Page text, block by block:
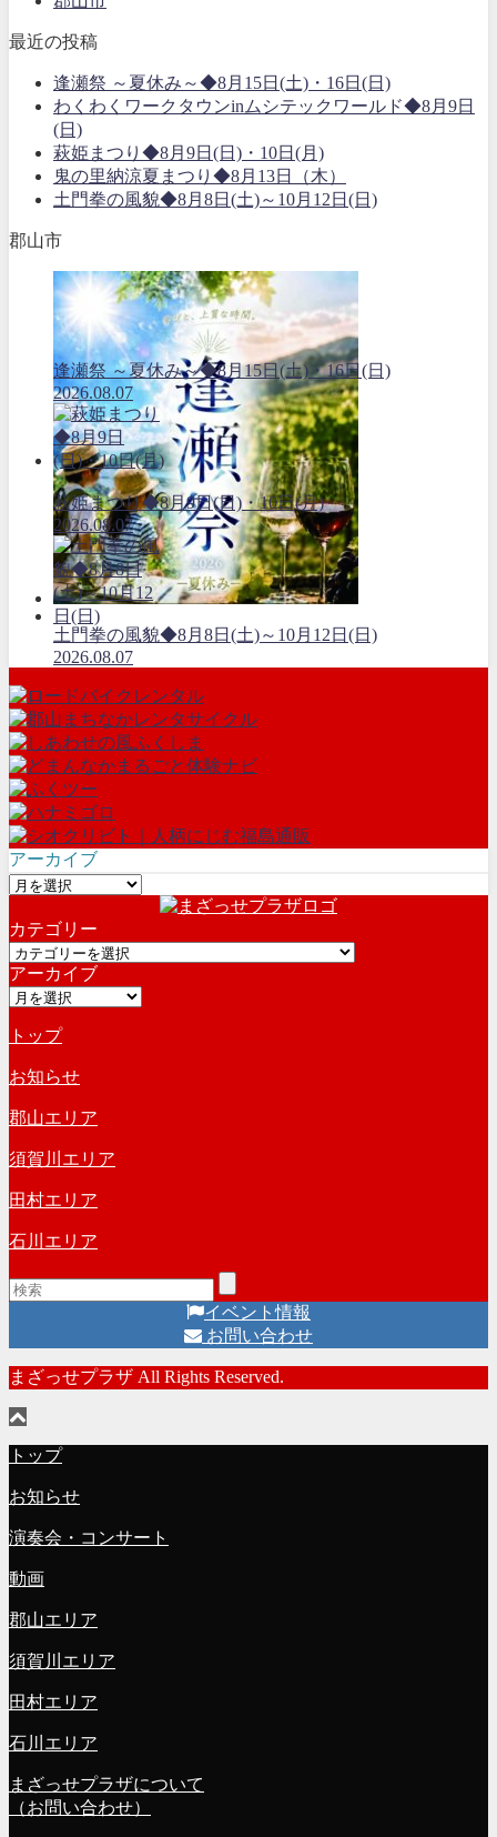
最近の投稿
逢瀬祭 ～夏休み～◆8月15日(土)・16日(日)
わくわくワークタウンinムシテックワールド◆8月9日
(日)
萩姫まつり◆8月9日(日)・10日(月)
鬼の里納涼夏まつり◆8月13日（木）
土門拳の風貌◆8月8日(土)～10月12日(日)
郡山市
逢瀬祭 ～夏休み～◆8月15日(土)・16日(日)
2026.08.07
萩姫まつり◆8月9日(日)・10日(月)
2026.08.07
土門拳の風貌◆8月8日(土)～10月12日(日)
2026.08.07
アーカイブ
ア
カ
イ
ブ
カテゴリー
カ
テ
ゴ
ー
アーカイブ
ア
カ
イ
ブ
トップ
お知らせ
郡山エリア
須賀川エリア
田村エリア
石川エリア
イベント情報
お問い合わせ
まざっせプラザ All Rights Reserved.
トップ
お知らせ
演奏会・コンサート
動画
郡山エリア
須賀川エリア
田村エリア
石川エリア
まざっせプラザについて
（お問い合わせ）